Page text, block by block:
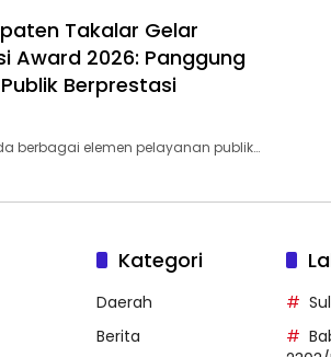
Takalar Gelar
Award 2026: Panggung
Berprestasi
berbagai elemen pelayanan publik…
Kategori
Daerah
Berita